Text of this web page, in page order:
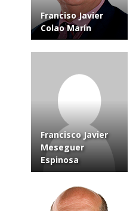
Franciso Javier
Colao Marín
Francisco Javier
Meseguer
Espinosa